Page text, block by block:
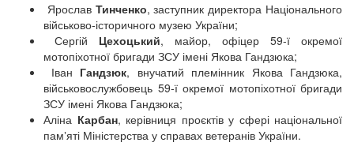
Ярослав Тинченко, заступник директора Національного
військово-історичного музею України;
Сергій Цехоцький, майор, офіцер 59-ї окремої
мотопіхотної бригади ЗСУ імені Якова Гандзюка;
Іван Гандзюк, внучатий племінник Якова Гандзюка,
військовослужбовець 59-ї окремої мотопіхотної бригади
ЗСУ імені Якова Гандзюка;
Аліна Карбан, керівниця проєктів у сфері національної
памʼяті Міністерства у справах ветеранів України.